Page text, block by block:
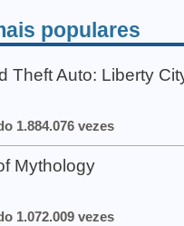
populares
Theft Auto: Liberty
1.884.076 vezes
Mythology
1.072.009 vezes